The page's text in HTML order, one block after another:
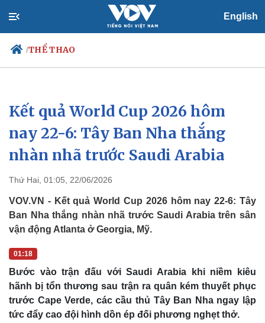
English
/THỂ THAO
Chính trị
Tổ chức nhân sự
Quốc hội
Xã hội
Tin 24h
Dự báo thời tiết
Giáo dục
Kết quả World Cup 2026 hôm
nay 22-6: Tây Ban Nha thắng
nhàn nhã trước Saudi Arabia
Thứ Hai, 01:05, 22/06/2026
VOV.VN - Kết quả World Cup 2026 hôm nay 22-6: Tây
Ban Nha thắng nhàn nhã trước Saudi Arabia trên sân
vận động Atlanta ở Georgia, Mỹ.
01:18
Bước vào trận đấu với Saudi Arabia khi niềm kiêu
hãnh bị tổn thương sau trận ra quân kém thuyết phục
trước Cape Verde, các cầu thủ Tây Ban Nha ngay lập
tức đẩy cao đội hình dồn ép đối phương nghẹt thở.